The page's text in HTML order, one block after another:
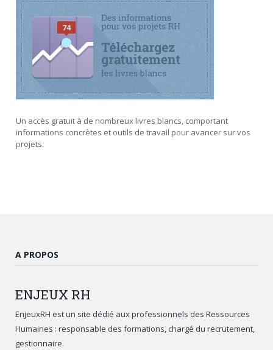
Un accès gratuit à de nombreux livres blancs, comportant
informations concrètes et outils de travail pour avancer sur vos
projets.
A PROPOS
ENJEUX RH
EnjeuxRH est un site dédié aux professionnels des Ressources
Humaines : responsable des formations, chargé du recrutement,
gestionnaire.